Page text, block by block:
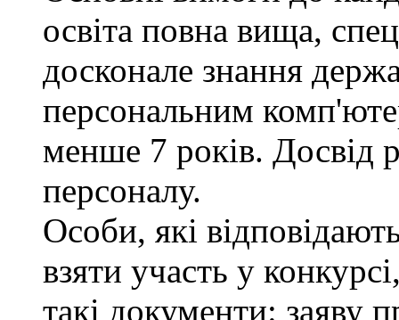
освіта повна вища,
досконале знання
персональним
менше 7 років. Досвід
персоналу.
Особи, які
взяти участь у
такі документи: заяву